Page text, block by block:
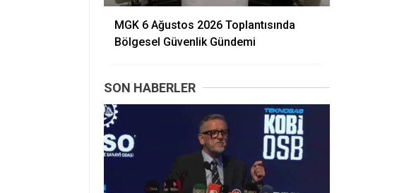
MGK 6 Ağustos 2026 Toplantısında
Bölgesel Güvenlik Gündemi
SON HABERLER